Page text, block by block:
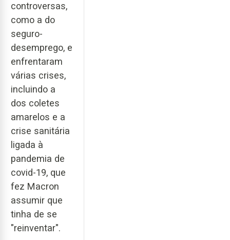
controversas,
como a do
seguro-
desemprego, e
enfrentaram
várias crises,
incluindo a
dos coletes
amarelos e a
crise sanitária
ligada à
pandemia de
covid-19, que
fez Macron
assumir que
tinha de se
"reinventar".